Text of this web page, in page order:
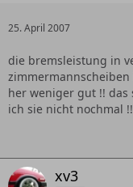
25. April 2007
die bremsleistung in
her weniger gut !! das
ich sie nicht nochmal
xv3